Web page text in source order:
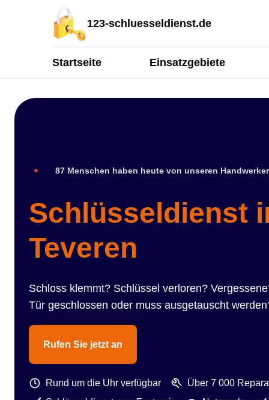
123-schluesseldienst.de
Startseite Einsatzgebiete
87 Menschen haben heute von unseren
Schlüsseldienst
Teveren
Schloss klemmt? Schlüssel verloren?
Tür geschlossen oder muss ausgetauscht
Rufen Sie jetzt an
Rund um die Uhr verfügbar
Über 7 000